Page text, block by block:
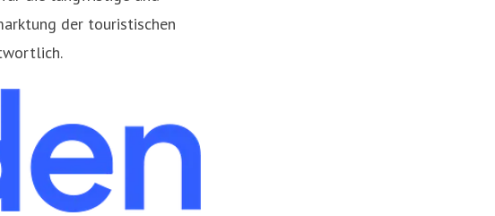
der touristischen